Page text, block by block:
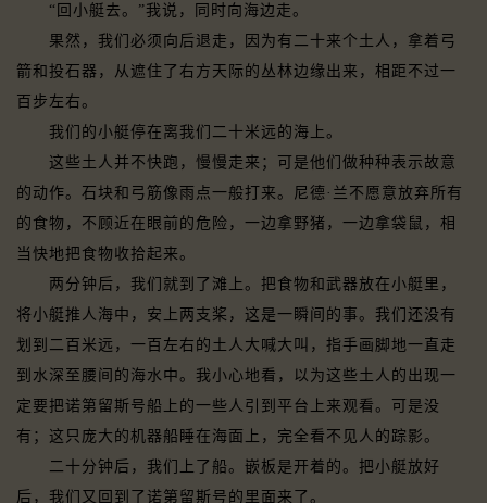
“回小艇去。”我说，同时向海边走。
果然，我们必须向后退走，因为有二十来个土人，拿着弓
箭和投石器，从遮住了右方天际的丛林边缘出来，相距不过一
百步左右。
我们的小艇停在离我们二十米远的海上。
这些土人并不快跑，慢慢走来；可是他们做种种表示故意
的动作。石块和弓筋像雨点一般打来。尼德·兰不愿意放弃所有
的食物，不顾近在眼前的危险，一边拿野猪，一边拿袋鼠，相
当快地把食物收拾起来。
两分钟后，我们就到了滩上。把食物和武器放在小艇里，
将小艇推人海中，安上两支桨，这是一瞬间的事。我们还没有
划到二百米远，一百左右的土人大喊大叫，指手画脚地一直走
到水深至腰间的海水中。我小心地看，以为这些土人的出现一
定要把诺第留斯号船上的一些人引到平台上来观看。可是没
有；这只庞大的机器船睡在海面上，完全看不见人的踪影。
二十分钟后，我们上了船。嵌板是开着的。把小艇放好
后，我们又回到了诺第留斯号的里面来了。